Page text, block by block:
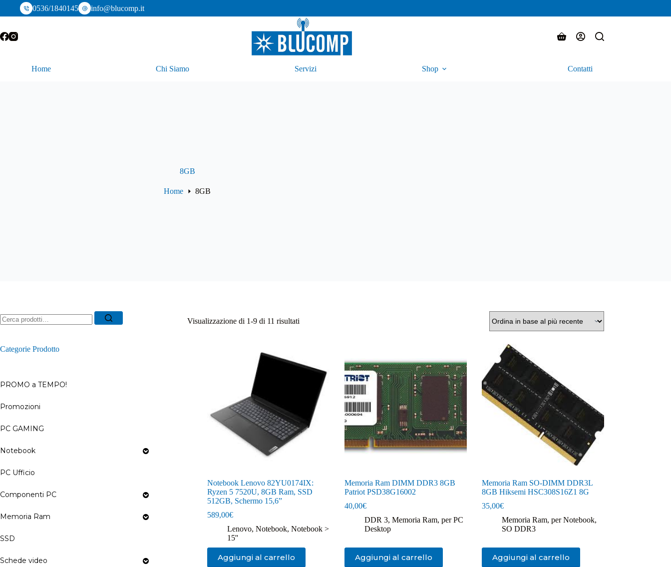
0536/1840145 info@blucomp.it
Carrello
Home Chi Siamo Servizi Shop Contatti
8GB
Home 8GB
Visualizzazione di 1-9 di 11 risultatiOrdina
recente
Notebook Lenovo 82YU0174IX:
Ryzen 5 7520U, 8GB Ram, SSD
512GB, Schermo 15,6”
589,00€
Lenovo, Notebook, Notebook >
15''
Aggiungi al carrello
Memoria Ram DIMM DDR3 8GB
Patriot PSD38G16002
40,00€
DDR 3, Memoria Ram, per PC
Desktop
Aggiungi al carrello
Memoria Ram SO-DIMM DDR3L
8GB Hiksemi HSC308S16Z1 8G
35,00€
Memoria Ram, per Notebook,
SO DDR3
Aggiungi al carrello
Ricerca
per:
Categorie Prodotto
PROMO a TEMPO!
Promozioni
–
PC GAMING
Notebook
PC Ufficio
Componenti PC
Memoria Ram
SSD
Schede video